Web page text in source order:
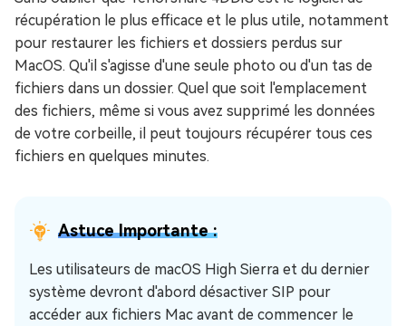
récupération le plus efficace et le plus utile, notamment
pour restaurer les fichiers et dossiers perdus sur
MacOS. Qu'il s'agisse d'une seule photo ou d'un tas de
fichiers dans un dossier. Quel que soit l'emplacement
des fichiers, même si vous avez supprimé les données
de votre corbeille, il peut toujours récupérer tous ces
fichiers en quelques minutes.
Astuce Importante :
Les utilisateurs de macOS High Sierra et du dernier
système devront d'abord désactiver SIP pour
accéder aux fichiers Mac avant de commencer le